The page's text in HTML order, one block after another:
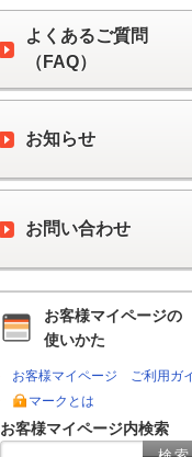
よくあるご質問
（FAQ）
お知らせ
お問い合わせ
お客様マイページの
使いかた
お客様マイページ ご利用ガ
マークとは
お客様マイページ内検索